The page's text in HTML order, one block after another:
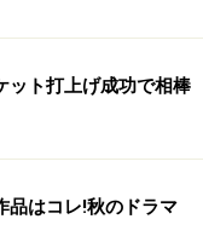
ット打上げ成功で相棒
品はコレ!秋のドラマ